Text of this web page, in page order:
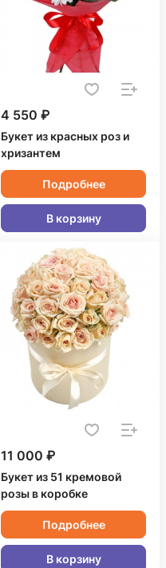
4 550 ₽
Букет из красных роз и
хризантем
Подробнее
В корзину
11 000 ₽
Букет из 51 кремовой
розы в коробке
Подробнее
В корзину